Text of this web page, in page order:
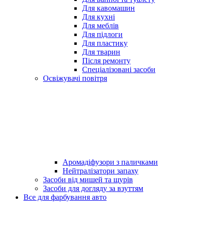
Для кавомашин
Для кухні
Для меблів
Для підлоги
Для пластику
Для тварин
Після ремонту
Спеціалізовані засоби
Освіжувачі повітря
Аромадіфузори з паличками
Нейтралізатори запаху
Засоби від мишей та щурів
Засоби для догляду за взуттям
Все для фарбування авто